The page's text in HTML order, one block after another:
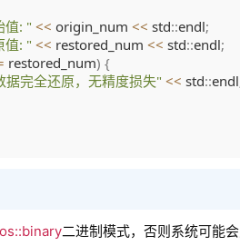
值: " << origin_num << std::endl;
值: " << restored_num << std::endl;
restored_num) {
据完全还原，无精度损失" << std::endl
二进制模式，否则系统可能